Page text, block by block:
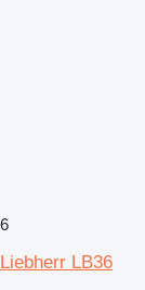
6
Liebherr LB36